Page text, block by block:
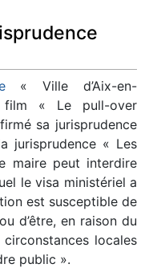
« Ville d’Aix-en-
« Le pull-over
sa jurisprudence
jurisprudence « Les
maire peut interdire
le visa ministériel a
est susceptible de
d’être, en raison du
locales
public ».